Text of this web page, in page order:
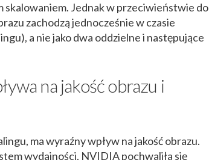
Jednak w przeciwieństwie do
zachodzą jednocześnie w czasie
a nie jako dwa oddzielne i następujące
na jakość obrazu i
ma wyraźny wpływ na jakość obrazu.
wydajności. NVIDIA pochwaliła się